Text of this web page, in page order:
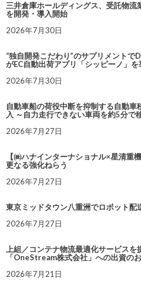
三井倉庫ホールディングス、受託物流
を開発・導入開始
2026年7月30日
“独自開発こだわり”のサプリメントで
がEC自動出荷アプリ「シッピーノ」を
2026年7月30日
自動車船の荷役中断を抑制する自動
入 ～自力走行できない車両を約5分で
2026年7月27日
【㈱ハナインターナショナル×星清重
更なる強化ねらう
2026年7月27日
東京ミッドタウン八重洲でロボット配
2026年7月27日
上組／コンテナ物流最適化サービスを
「OneStream株式会社」への出資の
2026年7月21日